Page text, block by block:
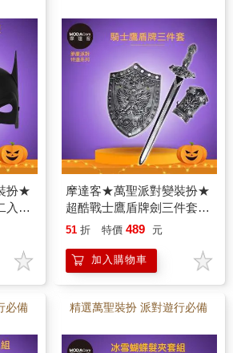
扮★
入組
摩達客★萬聖派對變裝扮★
超酷戰士鷹盾牌劍三件套組
合（盾牌/寶劍/護手）
51 折 特價 489 元
加入購物車
必備 精選萬聖裝扮 派對遊行必備